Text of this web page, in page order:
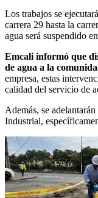
Los trabajos se
carrera 29 hasta la
agua será suspendido
Emcali informó que
de agua a la
empresa, estas
calidad del servicio de
Además, se
Industrial,